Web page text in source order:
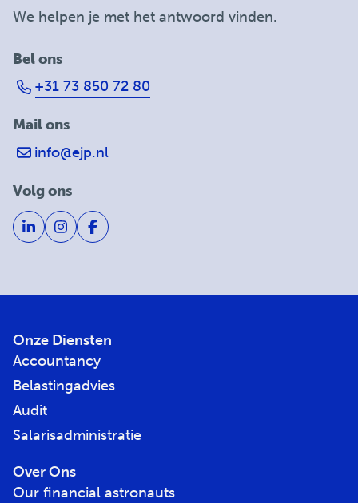
We helpen je met het antwoord vinden.
Bel ons
+31 73 850 72 80
Mail ons
info@ejp.nl
Volg ons
Onze Diensten
Accountancy
Belastingadvies
Audit
Salarisadministratie
Over Ons
Our financial astronauts